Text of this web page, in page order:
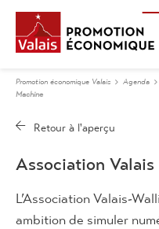
Promotion économique Valais Agenda
Machine
Association
L’Association Valais-
ambition de simuler